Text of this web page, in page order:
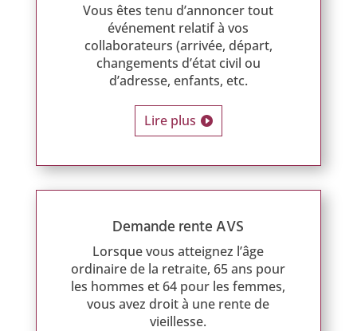
Vous êtes tenu d’annoncer tout
événement relatif à vos
collaborateurs (arrivée, départ,
changements d’état civil ou
d’adresse, enfants, etc.
Lire plus
Demande rente AVS
Lorsque vous atteignez l’âge
ordinaire de la retraite, 65 ans pour
les hommes et 64 pour les femmes,
vous avez droit à une rente de
vieillesse.